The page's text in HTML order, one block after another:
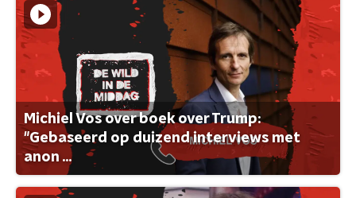
Michiel Vos over boek over Trump:
"Gebaseerd op duizend interviews met
anon ...